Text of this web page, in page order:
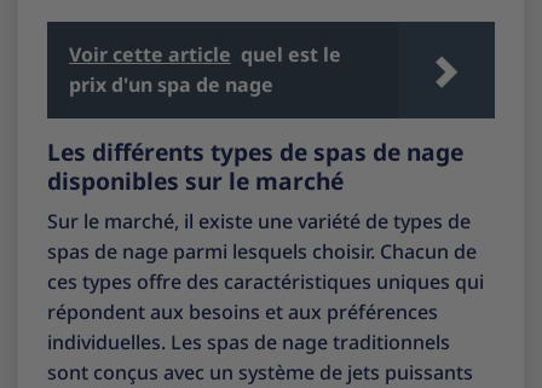
Voir cette article quel est le
prix d'un spa de nage
Les différents types de spas de nage
disponibles sur le marché
Sur le marché, il existe une variété de types de
spas de nage parmi lesquels choisir. Chacun de
ces types offre des caractéristiques uniques qui
répondent aux besoins et aux préférences
individuelles. Les spas de nage traditionnels
sont conçus avec un système de jets puissants